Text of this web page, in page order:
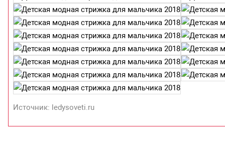
Источник: ledysoveti.ru